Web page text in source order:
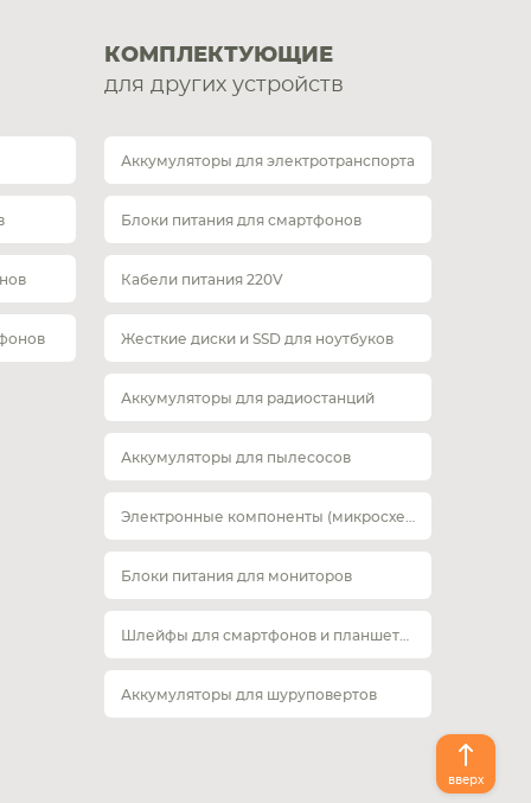
КОМПЛЕКТУЮЩИЕ
для других устройств
Аккумуляторы для электротранспорта
Блоки питания для смартфонов
Кабели питания 220V
Жесткие диски и SSD для ноутбуков
Аккумуляторы для радиостанций
Аккумуляторы для пылесосов
Блоки питания для мониторов
Аккумуляторы для шуруповертов
вверх